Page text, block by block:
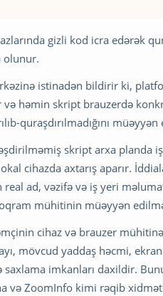
gizli kod icra edərək
olunur.
istinadən bildirir ki,
və həmin skript brauzerdə
quraşdırılmadığını müəyyən
skript arxa planda
cihazda axtarış aparır.
ad, vəzifə və iş yeri
mühitinin müəyyən
cihaz və brauzer
mövcud yaddaş həcmi,
imkanları daxildir.
və ZoomInfo kimi rəqib